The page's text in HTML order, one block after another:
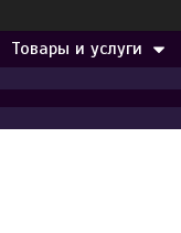
Товары и услуги